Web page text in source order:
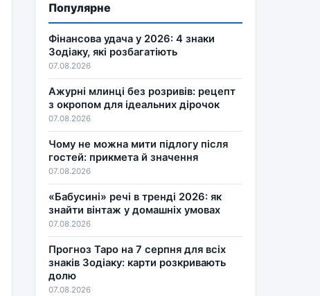
Популярне
Фінансова удача у 2026: 4 знаки
Зодіаку, які розбагатіють
07.08.2026
Ажурні млинці без розривів: рецепт
з окропом для ідеальних дірочок
07.08.2026
Чому не можна мити підлогу після
гостей: прикмета й значення
07.08.2026
«Бабусині» речі в тренді 2026: як
знайти вінтаж у домашніх умовах
07.08.2026
Прогноз Таро на 7 серпня для всіх
знаків Зодіаку: карти розкривають
долю
07.08.2026